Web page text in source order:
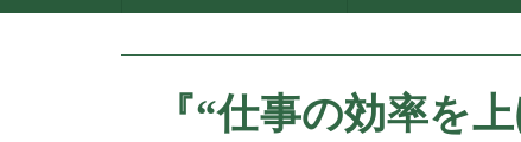
ーとは
ター
ョップ）
『“仕事の効率を